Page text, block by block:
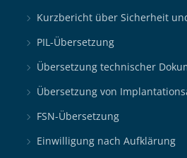
Kurzbericht über Sicherheit
PIL-Übersetzung
Übersetzung technischer
Übersetzung von
FSN-Übersetzung
Einwilligung nach Aufklärung